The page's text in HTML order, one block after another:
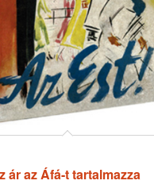
ár az Áfá-t tartalmazza